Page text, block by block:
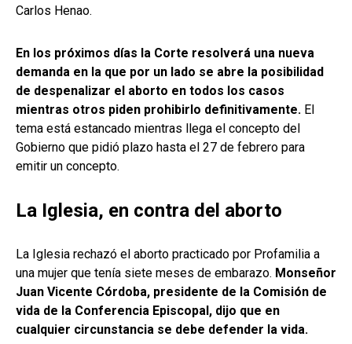
Carlos Henao.
En los próximos días la Corte resolverá una nueva
demanda en la que por un lado se abre la posibilidad
de despenalizar el aborto en todos los casos
mientras otros piden prohibirlo definitivamente. El
tema está estancado mientras llega el concepto del
Gobierno que pidió plazo hasta el 27 de febrero para
emitir un concepto.
La Iglesia, en contra del aborto
La Iglesia rechazó el aborto practicado por Profamilia a
una mujer que tenía siete meses de embarazo. Monseñor
Juan Vicente Córdoba, presidente de la Comisión de
vida de la Conferencia Episcopal, dijo que en
cualquier circunstancia se debe defender la vida.